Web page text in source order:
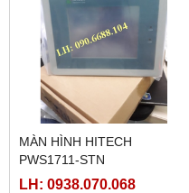
MÀN HÌNH HITECH
PWS1711-STN
LH: 0938.070.068